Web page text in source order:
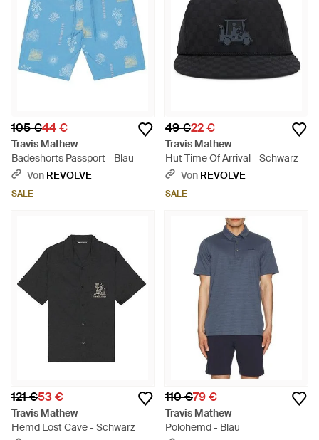
105 €44 €
Travis Mathew
Badeshorts Passport - Blau
Von REVOLVE
SALE
49 €22 €
Travis Mathew
Hut Time Of Arrival - Schwarz
Von REVOLVE
SALE
121 €53 €
Travis Mathew
Hemd Lost Cave - Schwarz
110 €79 €
Travis Mathew
Polohemd - Blau